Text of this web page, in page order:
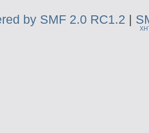
by SMF 2.0 RC1.2 |